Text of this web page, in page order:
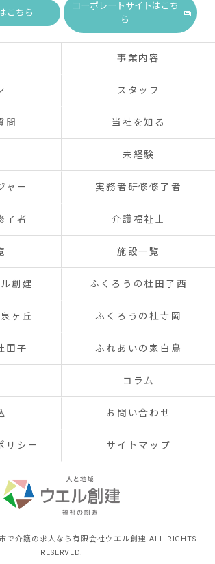
こちら
コーポレートサイトはこち
ら
事業内容
スタッフ
問 当社を知る
未経験
ャー 実務者研修修了者
了者 介護福祉士
施設一覧
創建 ふくろうの杜田子西
ヶ丘 ふくろうの杜寺岡
田子 ふれあいの家白鳥
コラム
お問い合わせ
リシー サイトマップ
で介護の求人なら有限会社ウエル創建 ALL RIGHTS
RESERVED.